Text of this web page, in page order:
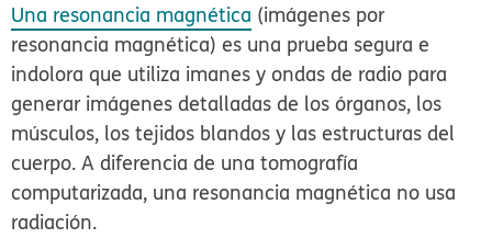
Una resonancia magnética (imágenes por
resonancia magnética) es una prueba segura e
indolora que utiliza imanes y ondas de radio para
generar imágenes detalladas de los órganos, los
músculos, los tejidos blandos y las estructuras del
cuerpo. A diferencia de una tomografía
computarizada, una resonancia magnética no usa
radiación.